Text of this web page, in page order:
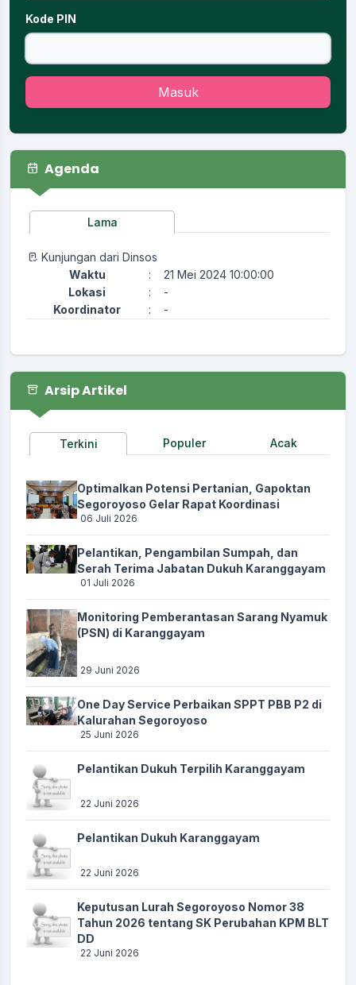
Kode PIN
Masuk
Agenda
Lama
Kunjungan dari Dinsos
Waktu
:
21 Mei 2024 10:00:00
Lokasi
:
-
Koordinator
: -
Arsip Artikel
Terkini Populer Acak
Optimalkan Potensi Pertanian, Gapoktan
Segoroyoso Gelar Rapat Koordinasi
06 Juli 2026
Pelantikan, Pengambilan Sumpah, dan
Serah Terima Jabatan Dukuh Karanggayam
01 Juli 2026
Monitoring Pemberantasan Sarang Nyamuk
(PSN) di Karanggayam
29 Juni 2026
One Day Service Perbaikan SPPT PBB P2 di
Kalurahan Segoroyoso
25 Juni 2026
Pelantikan Dukuh Terpilih Karanggayam
22 Juni 2026
Pelantikan Dukuh Karanggayam
22 Juni 2026
Keputusan Lurah Segoroyoso Nomor 38
Tahun 2026 tentang SK Perubahan KPM BLT
DD
22 Juni 2026